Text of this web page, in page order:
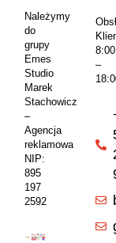
8:00
–
Należymy
do
grupy
Emes
Studio
Marek
Stachowicz
–
Agencja
reklamowa
NIP:
895
197
2592